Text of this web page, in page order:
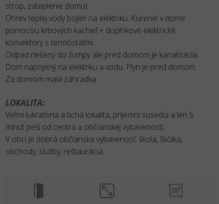
strop, zateplenie domu).
Ohrev teplej vody bojler na elektriku. Kúrenie v dome
pomocou krbových kachiel + doplnkové elektrické
konvektory s termostatmi.
Odpad riešený do žumpy ale pred domom je kanalizácia.
Dom napojený na elektriku a vodu. Plyn je pred domom.
Za domom malá záhradka.
LOKALITA:
Veľmi lukratívna a tichá lokalita, príjemní susedia a len 5
minút peši od centra a občianskej vybavenosti.
V obci je dobrá občianska vybavenosť: škola, škôlka,
obchody, služby, reštaurácia.